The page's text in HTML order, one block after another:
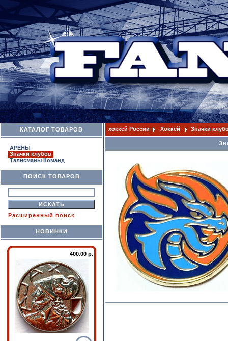
КАТАЛОГ ТОВАРОВ
АРЕНЫ
Значки клубов
Талисманы Команд
ПОИСК ТОВАРОВ
Расширенный поиск
НОВИНКИ
400.00 р.
хоккей России Хоккей Значки